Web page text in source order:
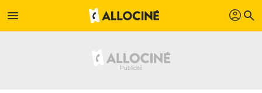
menu profil search